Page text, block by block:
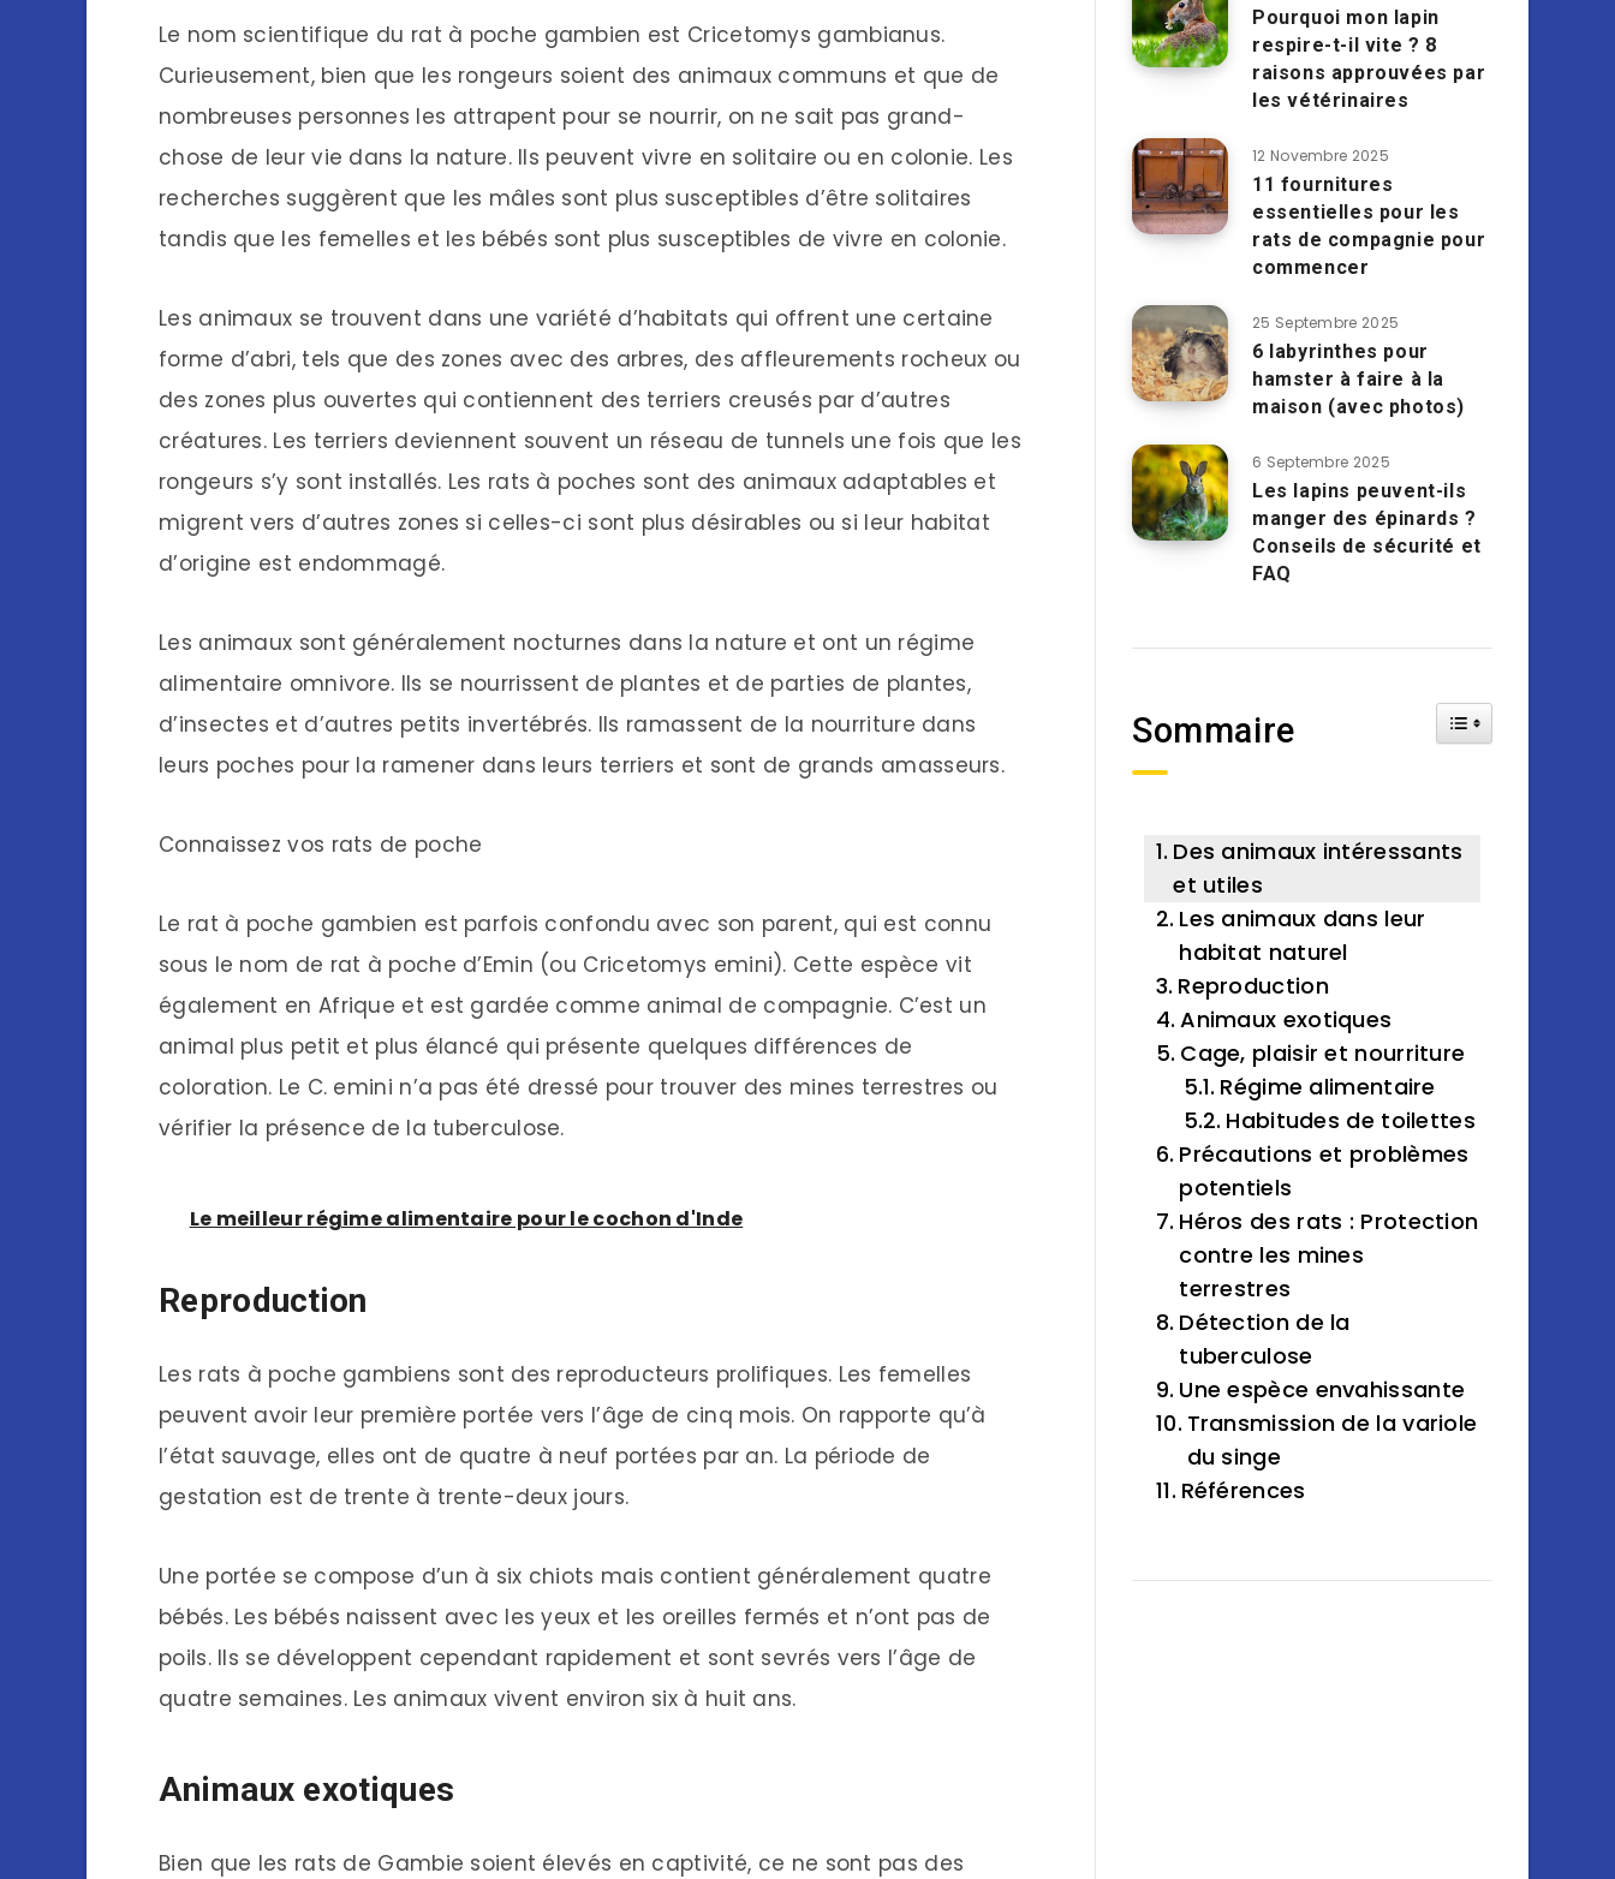
Le nom scientifique du rat à poche gambien est Cricetomys gambianus.
Curieusement, bien que les rongeurs soient des animaux communs et que de
nombreuses personnes les attrapent pour se nourrir, on ne sait pas grand-
chose de leur vie dans la nature. Ils peuvent vivre en solitaire ou en colonie. Les
recherches suggèrent que les mâles sont plus susceptibles d’être solitaires
tandis que les femelles et les bébés sont plus susceptibles de vivre en colonie.
Les animaux se trouvent dans une variété d’habitats qui offrent une certaine
forme d’abri, tels que des zones avec des arbres, des affleurements rocheux ou
des zones plus ouvertes qui contiennent des terriers creusés par d’autres
créatures. Les terriers deviennent souvent un réseau de tunnels une fois que les
rongeurs s’y sont installés. Les rats à poches sont des animaux adaptables et
migrent vers d’autres zones si celles-ci sont plus désirables ou si leur habitat
d’origine est endommagé.
Les animaux sont généralement nocturnes dans la nature et ont un régime
alimentaire omnivore. Ils se nourrissent de plantes et de parties de plantes,
d’insectes et d’autres petits invertébrés. Ils ramassent de la nourriture dans
leurs poches pour la ramener dans leurs terriers et sont de grands amasseurs.
Connaissez vos rats de poche
Le rat à poche gambien est parfois confondu avec son parent, qui est connu
sous le nom de rat à poche d’Emin (ou Cricetomys emini). Cette espèce vit
également en Afrique et est gardée comme animal de compagnie. C’est un
animal plus petit et plus élancé qui présente quelques différences de
coloration. Le C. emini n’a pas été dressé pour trouver des mines terrestres ou
vérifier la présence de la tuberculose.
Le meilleur régime alimentaire pour le cochon d'Inde
Reproduction
Les rats à poche gambiens sont des reproducteurs prolifiques. Les femelles
peuvent avoir leur première portée vers l’âge de cinq mois. On rapporte qu’à
l’état sauvage, elles ont de quatre à neuf portées par an. La période de
gestation est de trente à trente-deux jours.
Une portée se compose d’un à six chiots mais contient généralement quatre
bébés. Les bébés naissent avec les yeux et les oreilles fermés et n’ont pas de
poils. Ils se développent cependant rapidement et sont sevrés vers l’âge de
quatre semaines. Les animaux vivent environ six à huit ans.
Animaux exotiques
Bien que les rats de Gambie soient élevés en captivité, ce ne sont pas des
Pourquoi mon lapin
respire-t-il vite ? 8
raisons approuvées par
les vétérinaires
12 Novembre 2025
11 fournitures
essentielles pour les
rats de compagnie pour
commencer
25 Septembre 2025
6 labyrinthes pour
hamster à faire à la
maison (avec photos)
6 Septembre 2025
Les lapins peuvent-ils
manger des épinards ?
Conseils de sécurité et
FAQ
Sommaire Toggle Table of
Des animaux intéressants
et utiles
Les animaux dans leur
habitat naturel
Reproduction
Animaux exotiques
Cage, plaisir et nourriture
Régime alimentaire
Habitudes de toilettes
Précautions et problèmes
potentiels
Héros des rats : Protection
contre les mines
terrestres
Détection de la
tuberculose
Une espèce envahissante
Transmission de la variole
du singe
Références